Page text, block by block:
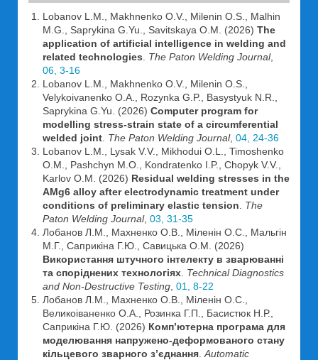
Lobanov L.M., Makhnenko O.V., Milenin O.S., Malhin
M.G., Saprykina G.Yu., Savitskaya O.M. (2026) The
application of artificial intelligence in welding and
related technologies
The Paton Welding Journal,
06, 3-16
Lobanov L.M., Makhnenko O.V., Milenin O.S.,
Velykoivanenko O.A., Rozynka G.P., Basystyuk N.R.,
Saprykina G.Yu. (2026) Computer program for
modelling stress-strain state of a circumferential
welded joint The Paton Welding Journal, 04, 24-36
Lobanov L.M., Lysak V.V., Mikhodui O.L., Timoshenko
O.M., Pashchyn M.O., Kondratenko I.P., Chopyk V.V.,
Karlov O.M. (2026) Residual welding stresses in the
AMg6 alloy after electrodynamic treatment under
conditions of preliminary elastic tension
The
Paton Welding Journal, 03, 31-35
Лобанов Л.М., Махненко О.В., Міленін О.С., Мальгін
М.Г., Саприкіна Г.Ю., Савицька О.М. (2026)
Використання штучного інтелекту в зварюванні
та споріднених технологіях Technical Diagnostics
and Non-Destructive Testing 01, 8-22
Лобанов Л.М., Махненко О.В., Міленін О.С.,
Великоіваненко О.А., Розинка Г.П., Басистюк Н.Р.,
Саприкіна Г.Ю. (2026) Комп’ютерна програма для
моделювання напружено-деформованого стану
кільцевого зварного з’єднання Automatic